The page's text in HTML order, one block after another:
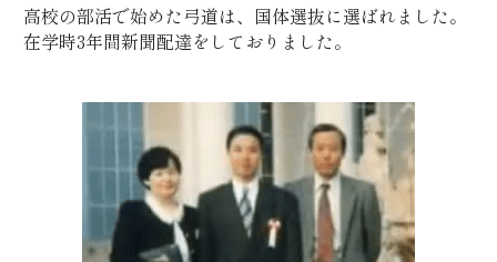
高校の部活で始めた弓道は、国体選抜に選ばれました。
在学時3年間新聞配達をしておりました。